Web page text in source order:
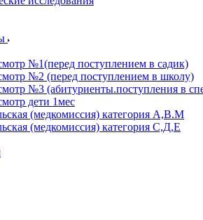
№1(перед поступлением в садик)
№2 (перед поступлением в школу)
№3 (абитуриенты.поступления в
дети 1мес
(медкомиссия) категория А,В.М
(медкомиссия) категория С,Д,Е